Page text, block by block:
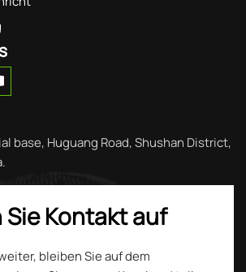
base, Huguang Road, Shushan District,
Sie Kontakt auf
bleiben Sie auf dem